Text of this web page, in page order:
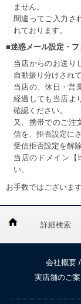
ません。
間違ってご入力さ
れております。
■迷惑メール設定・フ
当店からのお送り
自動振り分けされ
当店の、休日・営
経過しても当店よ
確認ください。
又、携帯でのご注
信を、拒否設定に
受信拒否設定を解
当店のドメイン【
い。
お手数ではございま
詳細検索
会社概要 /
実店舗のご